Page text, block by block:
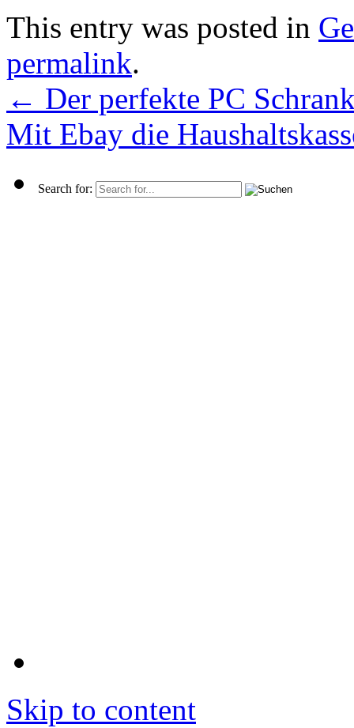
This entry was posted in
permalink.
← Der perfekte PC
Mit Ebay die
Search for:
Skip to content